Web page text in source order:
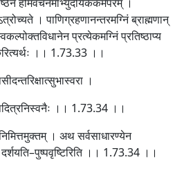
। पाणिग्रहणानन्तरमग्निं ब्राह्मणान्
प्रत्येकमग्निं प्रतिष्ठाप्य
।। 1.73.33 ।।
।
।। 1.73.34 ।।
। अथ सर्वसाधारण्येन
दर्शयति–पुष्पवृष्टिरिति ।। 1.73.34 ।।